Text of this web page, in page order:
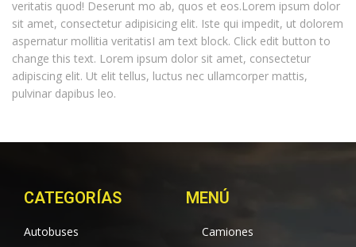
veritatis quod! Deserunt mo ab, quos et eos.Lorem ipsum dolor
sit amet, consectetur adipisicing elit. Iste qui impedit, ut dolorem
aspernatur mollitia veritatisI am text block. Click edit button to
change this text. Lorem ipsum dolor sit amet, consectetur
adipiscing elit. Ut elit tellus, luctus nec ullamcorper mattis,
pulvinar dapibus leo.
CATEGORÍAS
Autobuses
MENÚ
Camiones